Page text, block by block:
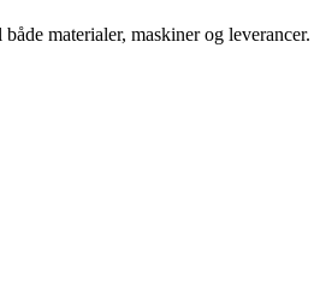
materialer, maskiner og